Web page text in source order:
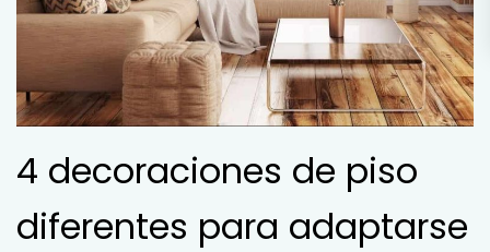
4 decoraciones de piso
diferentes para adaptarse